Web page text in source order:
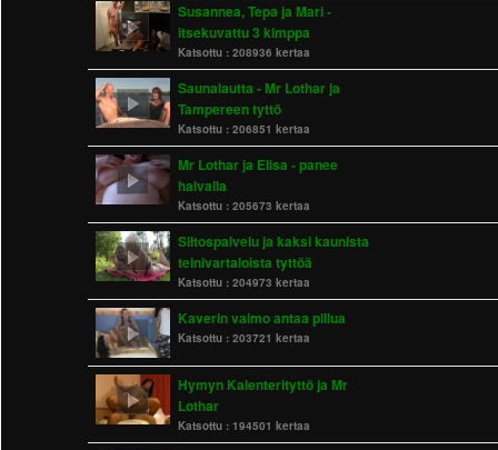
Susannea, Tepa ja Mari -
itsekuvattu 3 kimppa
Katsottu : 208936 kertaa
Saunalautta - Mr Lothar ja
Tampereen tyttö
Katsottu : 206851 kertaa
Mr Lothar ja Elisa - panee
halvalla
Katsottu : 205673 kertaa
Siitospalvelu ja kaksi kaunista
teinivartaloista tyttöä
Katsottu : 204973 kertaa
Kaverin vaimo antaa pillua
Katsottu : 203721 kertaa
Hymyn Kalenterityttö ja Mr
Lothar
Katsottu : 194501 kertaa